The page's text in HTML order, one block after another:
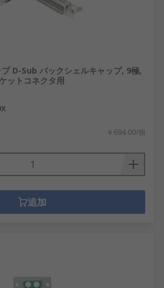
D-Sub バックシェルキャップ, 9極,
ットコネクタ用
￥694.00/個
追加